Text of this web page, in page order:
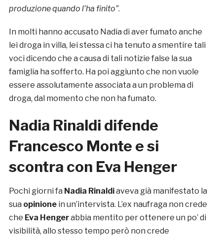
produzione quando l’ha finito”.
In molti hanno accusato Nadia di aver fumato anche
lei droga in villa, lei stessa ci ha tenuto a smentire tali
voci dicendo che a causa di tali notizie false la sua
famiglia ha sofferto. Ha poi aggiunto che non vuole
essere assolutamente associata a un problema di
droga, dal momento che non ha fumato.
Nadia Rinaldi difende
Francesco Monte e si
scontra con Eva Henger
Pochi giorni fa Nadia Rinaldiaveva già manifestato la
sua opinionein un’intervista. L’ex naufraga non crede
che Eva Hengerabbia mentito per ottenere un po’ di
visibilità, allo stesso tempo però non crede